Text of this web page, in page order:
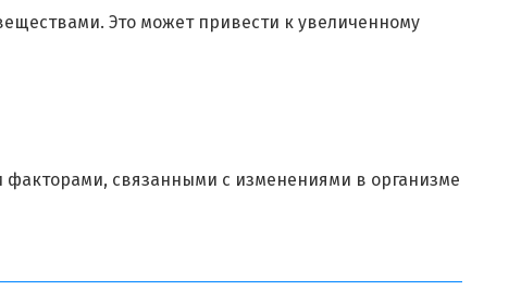
Это может привести к увеличенному
связанными с изменениями в организме